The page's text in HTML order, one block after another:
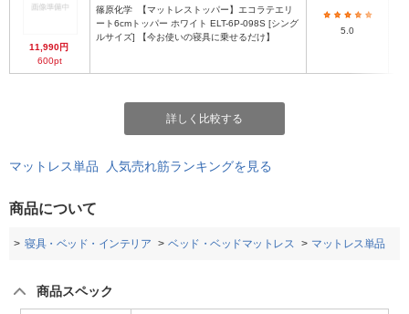
11,990円
600pt
篠原化学
ート6cmトッパー ホワイト ELT-6P-098S [シング
ルサイズ] 【今お使いの寝具に乗せるだけ】
5.0
詳しく比較する
マットレス単品 人気売れ筋ランキングを見る
商品について
寝具・ベッド・インテリア ベッド・ベッドマットレス マットレス単品
商品スペック